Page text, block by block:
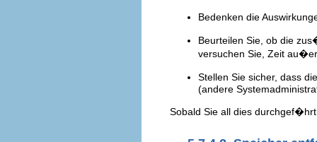
Bedenken die
Beurteilen Sie, ob die
versuchen Sie, Zeit
Stellen Sie sicher, dass
(andere
Sobald Sie all dies